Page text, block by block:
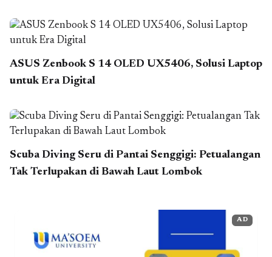
ASUS Zenbook S 14 OLED UX5406, Solusi Laptop
untuk Era Digital
Scuba Diving Seru di Pantai Senggigi: Petualangan
Tak Terlupakan di Bawah Laut Lombok
AD